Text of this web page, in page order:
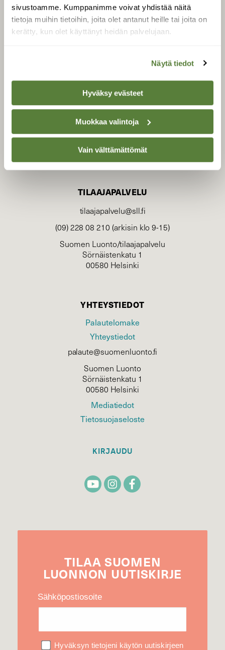
sivustoamme. Kumppanimme voivat yhdistää näitä
tietoja muihin tietoihin, joita olet antanut heille tai joita on
kerätty, kun olet käyttänyt heidän palvelujaan.
Näytä tiedot
Hyväksy evästeet
Muokkaa valintoja
Vain välttämättömät
SUOMEN LUONNON­
SUOJELU­LIITTO
Suomen Luonto -lehden
luonnonsuojelu­liitto.
TILAAJAPALVELU
tilaajapalvelu@sll.fi
(09) 228 08 210 (arkisin klo 9-15)
Suomen Luonto/tilaajapalvelu
Sörnäistenkatu 1
00580 Helsinki
YHTEYSTIEDOT
Palautelomake
Yhteystiedot
palaute@suomenluonto.fi
Suomen Luonto
Sörnäistenkatu 1
00580 Helsinki
Mediatiedot
Tietosuojaseloste
KIRJAUDU
TILAA SUOMEN
LUONNON UUTIS­KIRJE
Sähköpostiosoite
Hyväksyn tietojeni käytön uutiskirjeen